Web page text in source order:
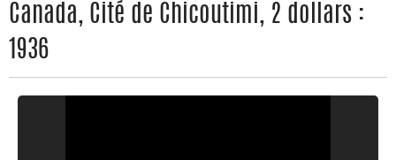
Canada, Cité de Chicoutimi, 2 dollars :
1936